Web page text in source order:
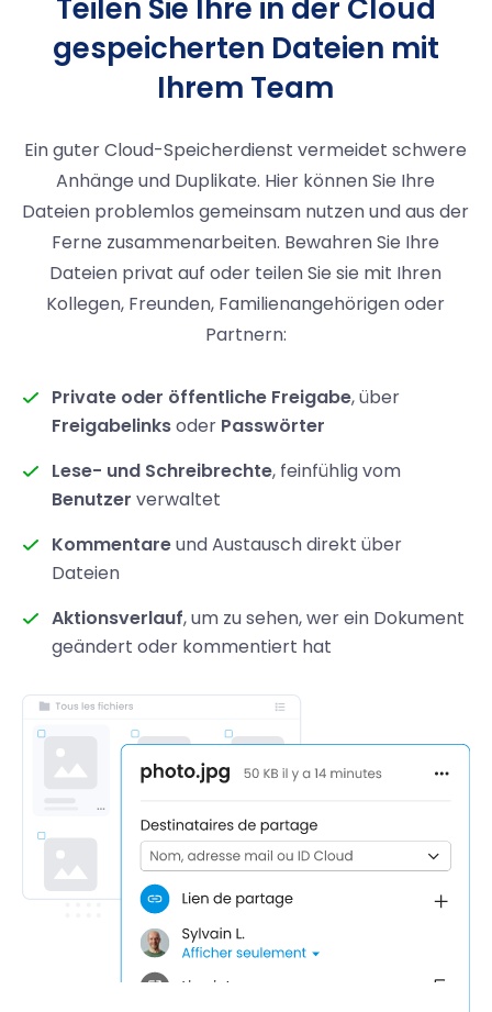
Teilen Sie Ihre in der Cloud
gespeicherten Dateien mit
Ihrem Team
Ein guter Cloud-Speicherdienst vermeidet schwere
Anhänge und Duplikate. Hier können Sie Ihre
Dateien problemlos gemeinsam nutzen und aus der
Ferne zusammenarbeiten. Bewahren Sie Ihre
Dateien privat auf oder teilen Sie sie mit Ihren
Kollegen, Freunden, Familienangehörigen oder
Partnern:
Private oder öffentliche Freigabe, über
Freigabelinksoder Passwörter
Lese- und Schreibrechte, feinfühlig vom
Benutzer verwaltet
Kommentareund Austausch direkt über
Dateien
Aktionsverlauf, um zu sehen, wer ein Dokument
geändert oder kommentiert hat